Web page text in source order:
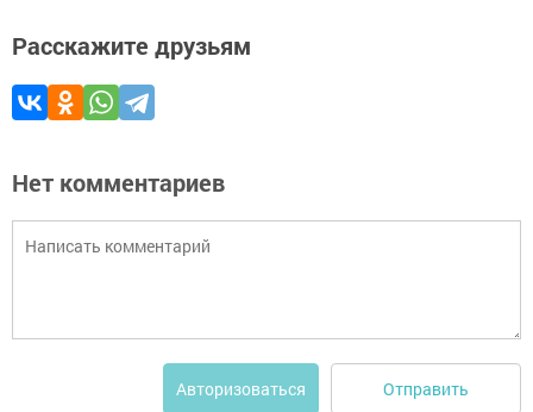
Расскажите друзьям
Нет комментариев
Авторизоваться Отправить